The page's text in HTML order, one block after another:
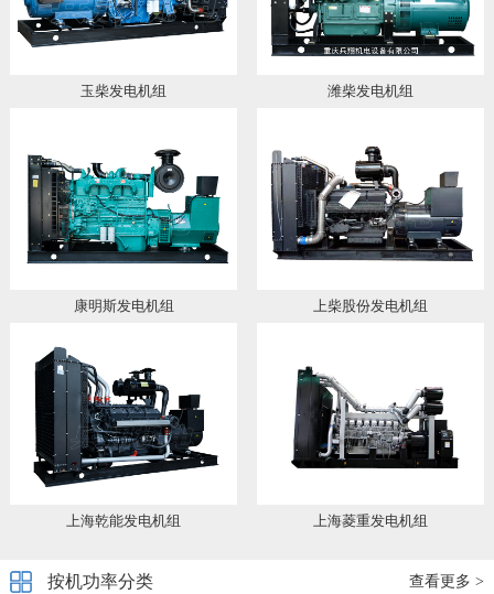
玉柴发电机组 潍柴发电机组
康明斯发电机组 上柴股份发电机组
上海乾能发电机组 上海菱重发电机组
按机功率分类 查看更多 >